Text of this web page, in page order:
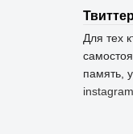
Для тех
память,